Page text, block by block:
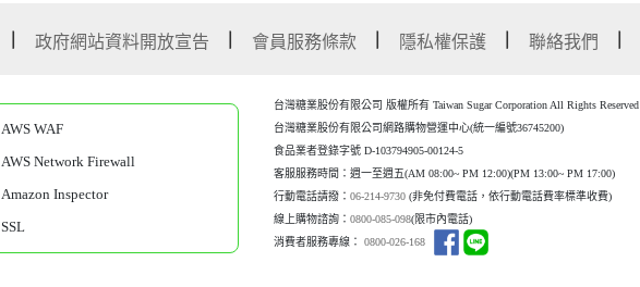
政府網站資料開放宣告 會員服務條款 隱私權保護 聯絡我們
台灣糖業股份有限公司 版權所有 Taiwan Sugar Corporation All Rights Reserved
台灣糖業股份有限公司網路購物營運中心(統一編號36745200)
食品業者登錄字號 D-103794905-00124-5
客服服務時間：週一至週五(AM 08:00~ PM 12:00)(PM 13:00~ PM 17:00)
行動電話請撥： 06-214-9730(非免付費電話，依行動電話費率標準收費)
線上購物諮詢： 0800-085-098(限市內電話)
消費者服務專線： 0800-026-168
AWS WAF
AWS Network Firewall
Amazon Inspector
SSL